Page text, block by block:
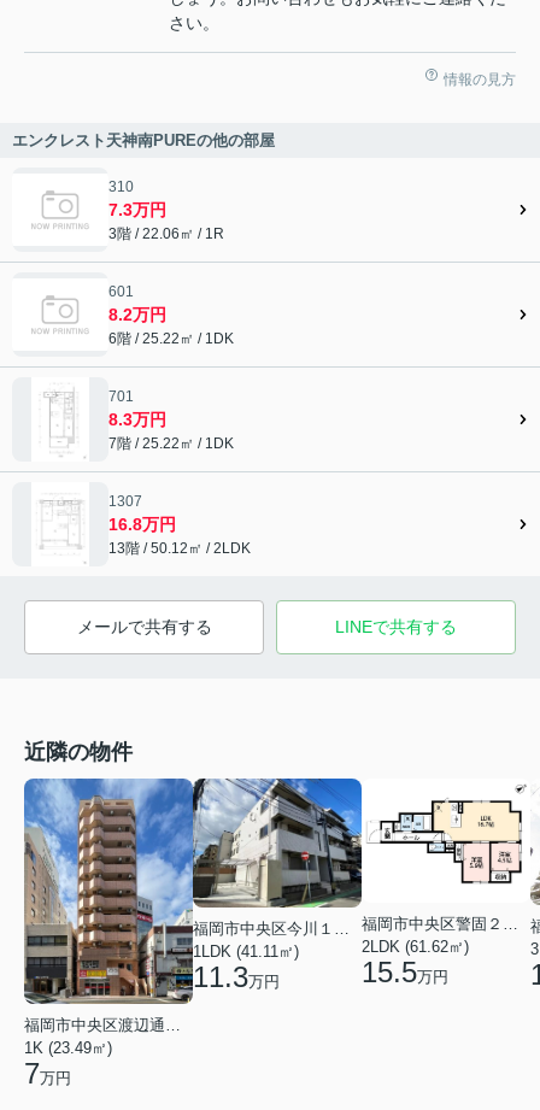
さい。
情報の見方
エンクレスト天神南PUREの他の部屋
310
7.3万円
3階 / 22.06㎡ / 1R
601
8.2万円
6階 / 25.22㎡ / 1DK
701
8.3万円
7階 / 25.22㎡ / 1DK
1307
16.8万円
13階 / 50.12㎡ / 2LDK
メールで共有する LINEで共有する
近隣の物件
福岡市中央区渡辺通５丁目
1K (23.49㎡)
7万円
福岡市中央区今川１丁目
1LDK (41.11㎡)
11.3万円
福岡市中央区警固２丁目
2LDK (61.62㎡)
15.5万円